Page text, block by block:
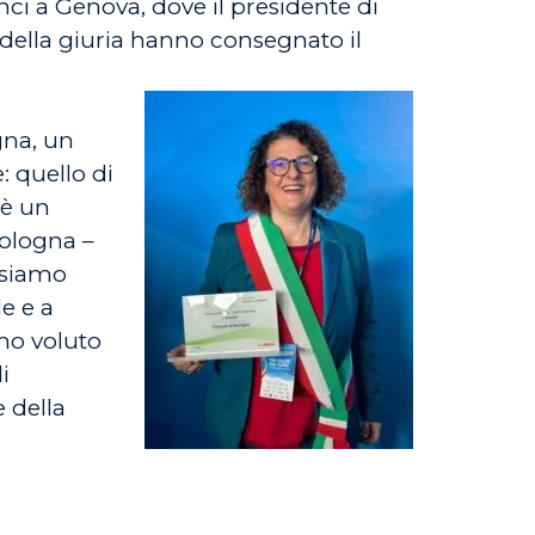
a Genova, dove il presidente di
giuria hanno consegnato il
un
quello di
un
–
e a
voluto
della